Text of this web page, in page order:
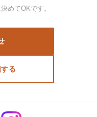
めてOKです。
る